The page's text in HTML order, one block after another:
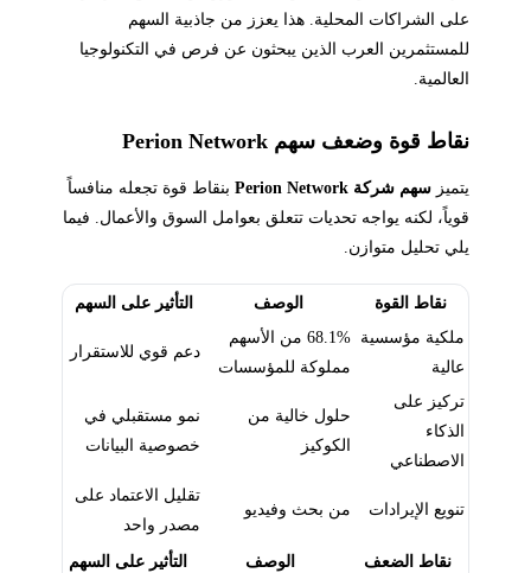
على الشراكات المحلية. هذا يعزز من جاذبية السهم
للمستثمرين العرب الذين يبحثون عن فرص في التكنولوجيا
العالمية.
نقاط قوة وضعف سهم Perion Network
يتميز سهم شركة Perion Network
بنقاط قوة تجعله منافساً
قوياً، لكنه يواجه تحديات تتعلق بعوامل السوق والأعمال. فيما
يلي تحليل متوازن.
نقاط القوة الوصف
التأثير على السهم
ملكية مؤسسية
عالية
68.1% من الأسهم
مملوكة للمؤسسات
دعم قوي للاستقرار
تركيز على
الذكاء
الاصطناعي
حلول خالية من
الكوكيز
نمو مستقبلي في
خصوصية البيانات
تنويع الإيرادات من بحث وفيديو
تقليل الاعتماد على
مصدر واحد
نقاط الضعف
الوصف
التأثير على السهم